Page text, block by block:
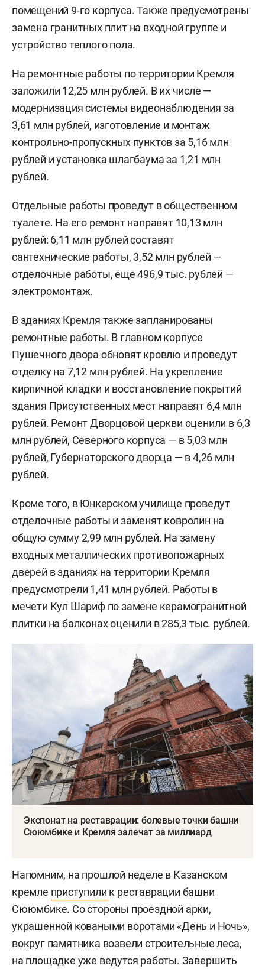
помещений 9-го корпуса. Также предусмотрены
замена гранитных плит на входной группе и
устройство теплого пола.
На ремонтные работы по территории Кремля
заложили 12,25 млн рублей. В их числе —
модернизация системы видеонаблюдения за
3,61 млн рублей, изготовление и монтаж
контрольно-пропускных пунктов за 5,16 млн
рублей и установка шлагбаума за 1,21 млн
рублей.
Отдельные работы проведут в общественном
туалете. На его ремонт направят 10,13 млн
рублей: 6,11 млн рублей составят
сантехнические работы, 3,52 млн рублей —
отделочные работы, еще 496,9 тыс. рублей —
электромонтаж.
В зданиях Кремля также запланированы
ремонтные работы. В главном корпусе
Пушечного двора обновят кровлю и проведут
отделку на 7,12 млн рублей. На укрепление
кирпичной кладки и восстановление покрытий
здания Присутственных мест направят 6,4 млн
рублей. Ремонт Дворцовой церкви оценили в 6,3
млн рублей, Северного корпуса — в 5,03 млн
рублей, Губернаторского дворца — в 4,26 млн
рублей.
Кроме того, в Юнкерском училище проведут
отделочные работы и заменят ковролин на
общую сумму 2,99 млн рублей. На замену
входных металлических противопожарных
дверей в зданиях на территории Кремля
предусмотрели 1,41 млн рублей. Работы в
мечети Кул Шариф по замене керамогранитной
плитки на балконах оценили в 285,3 тыс. рублей.
Экспонат на реставрации: болевые точки башни
Сююмбике и Кремля залечат за миллиард
Напомним, на прошлой неделе в Казанском
кремле приступили к реставрации башни
Сююмбике. Со стороны проездной арки,
украшенной коваными воротами «День и Ночь»,
вокруг памятника возвели строительные леса,
на площадке уже ведутся работы. Завершить